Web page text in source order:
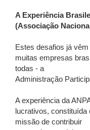
A Experiência
(Associação
Estes desafios já
muitas empresas
todas - a
Administração
A experiência da
lucrativos,
missão de contribuir